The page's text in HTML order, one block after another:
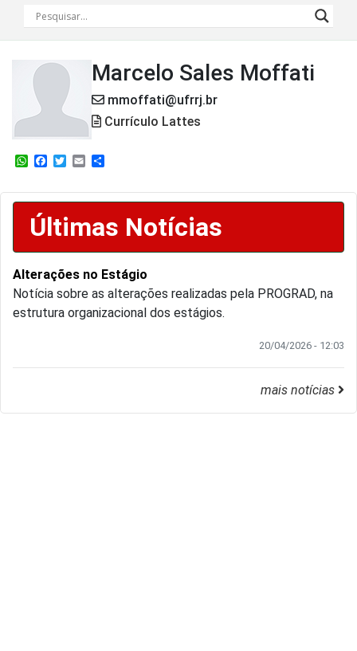
Marcelo Sales Moffati
mmoffati@ufrrj.br
Currículo Lattes
WhatsApp
Facebook
Twitter
Email
Últimas Notícias
Alterações no Estágio
Notícia sobre as alterações realizadas pela PROGRAD, na
estrutura organizacional dos estágios.
20/04/2026 - 12:03
mais notícias